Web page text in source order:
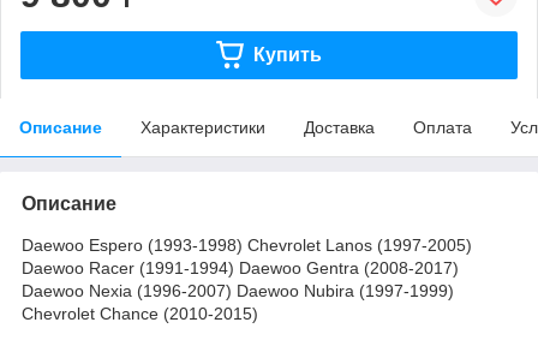
Купить
Описание Характеристики Доставка Оплата
Описание
Daewoo Espero (1993-1998) Chevrolet Lanos (1997-2005)
Daewoo Racer (1991-1994) Daewoo Gentra (2008-2017)
Daewoo Nexia (1996-2007) Daewoo Nubira (1997-1999)
Chevrolet Chance (2010-2015)